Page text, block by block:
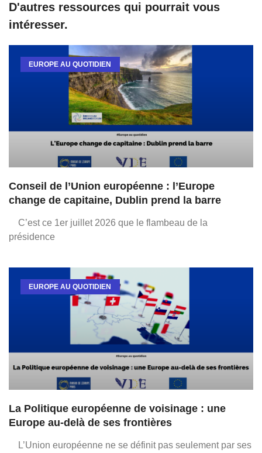
D'autres ressources qui pourrait vous
intéresser.
EUROPE AU QUOTIDIEN
Conseil de l’Union européenne : l’Europe
change de capitaine, Dublin prend la barre
C’est ce 1er juillet 2026 que le flambeau de la
présidence
EUROPE AU QUOTIDIEN
La Politique européenne de voisinage : une
Europe au-delà de ses frontières
L’Union européenne ne se définit pas seulement par ses